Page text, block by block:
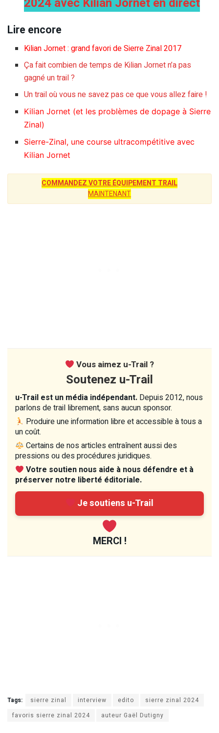
Lire encore
Kilian Jornet : grand favori de Sierre Zinal 2017
Ça fait combien de temps de Kilian Jornet n’a pas
gagné un trail ?
Un trail où vous ne savez pas ce que vous allez faire !
Kilian Jornet (et les problèmes de dopage à Sierre
Zinal)
Sierre-Zinal, une course ultracompétitive avec
Kilian Jornet
COMMANDEZ VOTRE ÉQUIPEMENT TRAIL
MAINTENANT
Vous aimez u-Trail ?
Soutenez u-Trail
u-Trail est un média indépendant. Depuis 2012, nous
parlons de trail librement, sans aucun sponsor.
Produire une information libre et accessible à tous a
un coût.
Certains de nos articles entraînent aussi des
pressions ou des procédures juridiques.
Votre soutien nous aide à nous défendre et à
préserver notre liberté éditoriale.
Je soutiens u-Trail
MERCI !
Tags: sierre zinal interview edito
sierre zinal 2024
favoris sierre zinal 2024
auteur Gaël Dutigny